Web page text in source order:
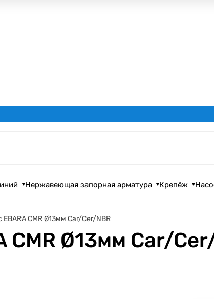
Нержавеющая запорная арматура Крепёж
CMR Ø13мм Car/Cer/NBR
CMR Ø13мм Car/